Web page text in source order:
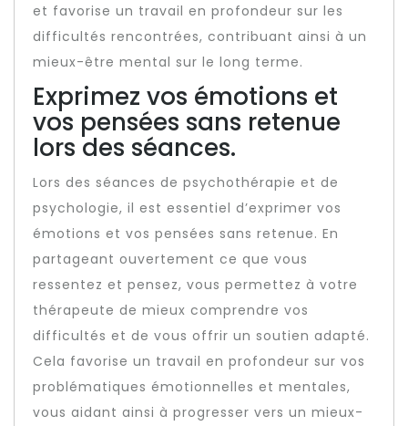
et favorise un travail en profondeur sur les
difficultés rencontrées, contribuant ainsi à un
mieux-être mental sur le long terme.
Exprimez vos émotions et
vos pensées sans retenue
lors des séances.
Lors des séances de psychothérapie et de
psychologie, il est essentiel d’exprimer vos
émotions et vos pensées sans retenue. En
partageant ouvertement ce que vous
ressentez et pensez, vous permettez à votre
thérapeute de mieux comprendre vos
difficultés et de vous offrir un soutien adapté.
Cela favorise un travail en profondeur sur vos
problématiques émotionnelles et mentales,
vous aidant ainsi à progresser vers un mieux-